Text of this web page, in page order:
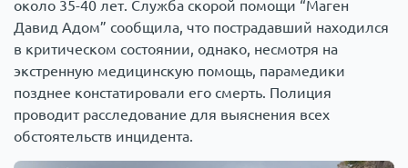
около 35-40 лет. Служба скорой помощи “Маген
Давид Адом” сообщила, что пострадавший находился
в критическом состоянии, однако, несмотря на
экстренную медицинскую помощь, парамедики
позднее констатировали его смерть. Полиция
проводит расследование для выяснения всех
обстоятельств инцидента.